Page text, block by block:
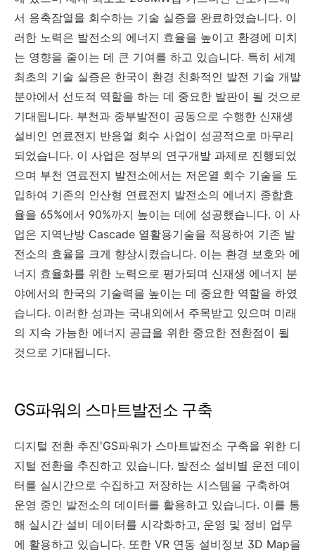
서 응축잠열을 회수하는 기술 실증을 완료하였습니다. 이
러한 노력은 발전소의 에너지 효율을 높이고 환경에 미치
는 영향을 줄이는 데 큰 기여를 하고 있습니다. 특히 세계
최초의 기술 실증은 한국이 환경 친화적인 발전 기술 개발
분야에서 선도적 역할을 하는 데 중요한 발판이 될 것으로
기대됩니다. 부천과 중부발전이 공동으로 수행한 신재생
설비인 연료전지 반응열 회수 사업이 성공적으로 마무리
되었습니다. 이 사업은 정부의 연구개발 과제로 진행되었
으며 부천 연료전지 발전소에서는 저온열 회수 기술을 도
입하여 기존의 인산형 연료전지 발전소의 에너지 종합효
율을 65%에서 90%까지 높이는 데에 성공했습니다. 이 사
업은 지역난방 Cascade 열활용기술을 적용하여 기존 발
전소의 효율을 크게 향상시켰습니다. 이는 환경 보호와 에
너지 효율화를 위한 노력으로 평가되며 신재생 에너지 분
야에서의 한국의 기술력을 높이는 데 중요한 역할을 하였
습니다. 이러한 성과는 국내외에서 주목받고 있으며 미래
의 지속 가능한 에너지 공급을 위한 중요한 전환점이 될
것으로 기대됩니다.
GS파워의 스마트발전소 구축
디지털 전환 추진'GS파워가 스마트발전소 구축을 위한 디
지털 전환을 추진하고 있습니다. 발전소 설비별 운전 데이
터를 실시간으로 수집하고 저장하는 시스템을 구축하여
운영 중인 발전소의 데이터를 활용하고 있습니다. 이를 통
해 실시간 설비 데이터를 시각화하고, 운영 및 정비 업무
에 활용하고 있습니다. 또한 VR 연동 설비정보 3D Map을